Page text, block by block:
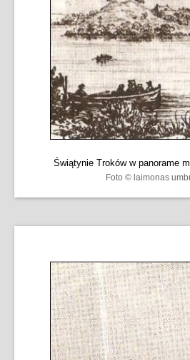
Świątynie Troków w panorame
Foto © laimonas